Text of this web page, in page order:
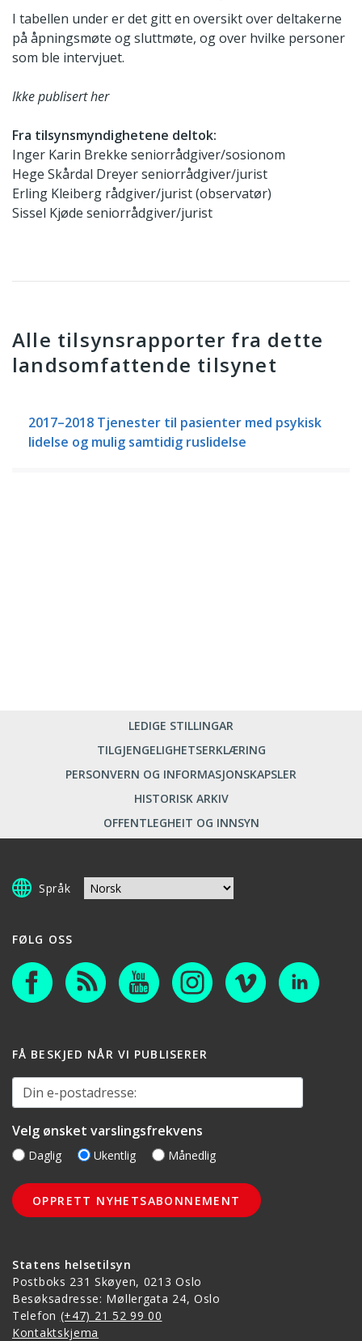
I tabellen under er det gitt en oversikt over deltakerne
på åpningsmøte og sluttmøte, og over hvilke personer
som ble intervjuet.
Ikke publisert her
Fra tilsynsmyndighetene deltok:
Inger Karin Brekke seniorrådgiver/sosionom
Hege Skårdal Dreyer seniorrådgiver/jurist
Erling Kleiberg rådgiver/jurist (observatør)
Sissel Kjøde seniorrådgiver/jurist
Alle tilsynsrapporter fra dette
landsomfattende tilsynet
2017–2018 Tjenester til pasienter med psykisk
lidelse og mulig samtidig ruslidelse
LEDIGE STILLINGAR
TILGJENGELIGHETSERKLÆRING
PERSONVERN OG INFORMASJONSKAPSLER
HISTORISK ARKIV
OFFENTLEGHEIT OG INNSYN
Språk
Statens helsetilsyn
Postboks 231 Skøyen, 0213 Oslo
Besøksadresse: Møllergata 24, Oslo
Telefon (+47) 21 52 99 00
Kontaktskjema
FØLG OSS
FÅ BESKJED NÅR VI PUBLISERER
Din e-postadresse:
Velg ønsket varslingsfrekvens
Daglig Ukentlig Månedlig